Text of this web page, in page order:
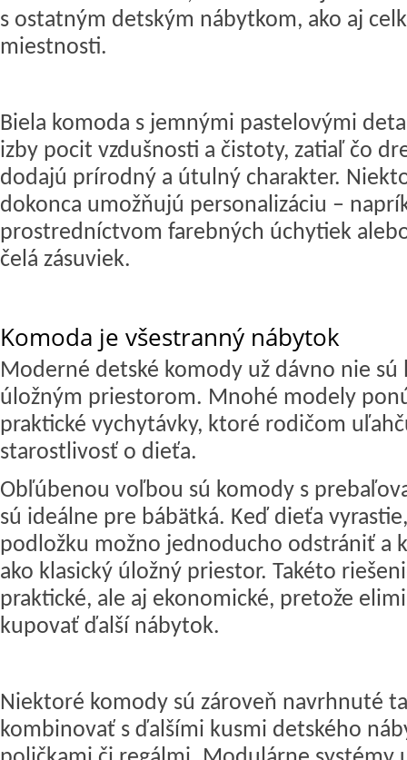
s ostatným detským nábytkom, ako aj
miestnosti.
Biela komoda s jemnými pastelovými
izby pocit vzdušnosti a čistoty, zatiaľ čo
dodajú prírodný a útulný charakter.
dokonca umožňujú personalizáciu –
prostredníctvom farebných úchytiek
čelá zásuviek.
Komoda je všestranný nábytok
Moderné detské komody už dávno nie sú
úložným priestorom. Mnohé modely
praktické vychytávky, ktoré rodičom
starostlivosť o dieťa.
Obľúbenou voľbou sú komody s
sú ideálne pre bábätká. Keď dieťa
podložku možno jednoducho odstrániť a
ako klasický úložný priestor. Takéto
praktické, ale aj ekonomické, pretože
kupovať ďalší nábytok.
Niektoré komody sú zároveň navrhnuté
kombinovať s ďalšími kusmi detského